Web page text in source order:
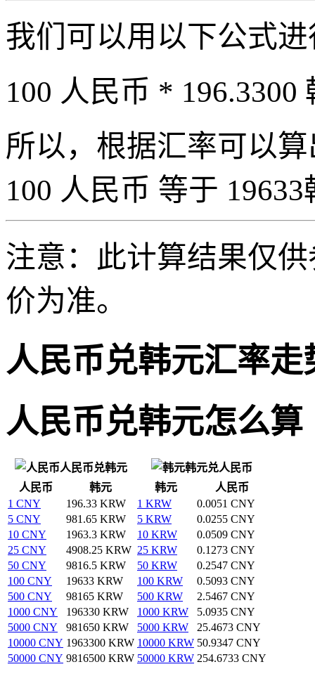
我们可以用以下公式
100 人民币 * 196.3300
所以，根据汇率可以
100 人民币 等于
注意：此计算结果仅
价为准。
人民币兑韩元汇率走
人民币兑韩元怎么算
人民币兑韩元
韩元兑人民币
人民币
韩元 韩元
人民币
1 CNY
196.33 KRW 1 KRW
0.0051 CNY
5 CNY
981.65 KRW 5 KRW
0.0255 CNY
10 CNY
1963.3 KRW 10 KRW
0.0509 CNY
25 CNY
4908.25 KRW 25 KRW
0.1273 CNY
50 CNY
9816.5 KRW 50 KRW
0.2547 CNY
100 CNY
19633 KRW 100 KRW
0.5093 CNY
500 CNY
98165 KRW 500 KRW
2.5467 CNY
1000 CNY
196330 KRW 1000 KRW
5.0935 CNY
5000 CNY
981650 KRW 5000 KRW
25.4673 CNY
10000 CNY 1963300 KRW 10000 KRW 50.9347 CNY
50000 CNY 9816500 KRW 50000 KRW 254.6733 CNY